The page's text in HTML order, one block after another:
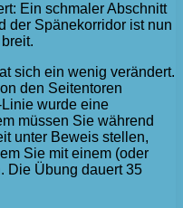
Ein schmaler Abschnitt
der Spänekorridor ist nun
sich ein wenig verändert.
den Seitentoren
wurde eine
müssen Sie während
unter Beweis stellen,
Sie mit einem (oder
Die Übung dauert 35